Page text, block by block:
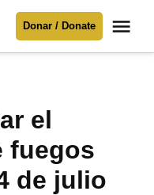
Donar / Donate
el
fuegos
de julio